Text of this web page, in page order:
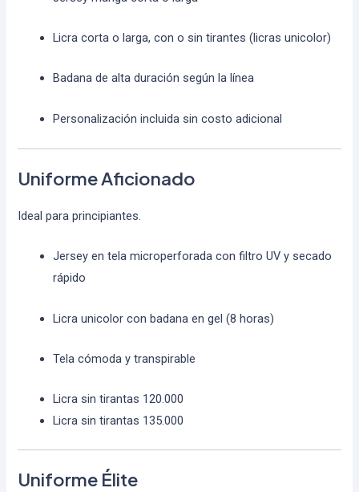
Licra corta o larga, con o sin tirantes (licras unicolor)
Badana de alta duración según la línea
Personalización incluida sin costo adicional
Uniforme Aficionado
Ideal para principiantes.
Jersey en tela microperforada con filtro UV y secado
rápido
Licra unicolor con badana en gel (8 horas)
Tela cómoda y transpirable
Licra sin tirantas 120.000
Licra sin tirantas 135.000
Uniforme Élite